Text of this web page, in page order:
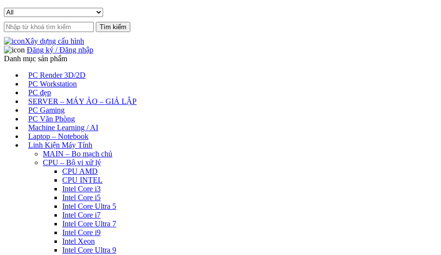
Search
for:
Xây dựng cấu hình
Đăng ký / Đăng nhập
Danh mục sản phẩm
PC Render 3D/2D
PC Workstation
PC đẹp
SERVER – MÁY ẢO – GIẢ LẬP
PC Gaming
PC Văn Phòng
Machine Learning / AI
Laptop – Notebook
Linh Kiện Máy Tính
MAIN – Bo mạch chủ
CPU – Bộ vi xử lý
CPU AMD
CPU INTEL
Intel Core i3
Intel Core i5
Intel Core Ultra 5
Intel Core i7
Intel Core Ultra 7
Intel Core i9
Intel Xeon
Intel Core Ultra 9